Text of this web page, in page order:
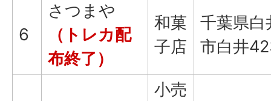
6
さつまや
（トレカ配
布終了）
和菓
子店
千葉県白
市白井
小売